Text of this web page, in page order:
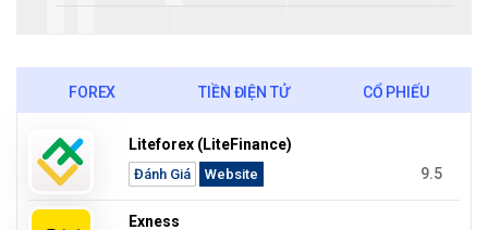
FOREX TIỀN ĐIỆN TỬ CỔ PHIẾU
Liteforex (LiteFinance)
Đánh Giá Website 9.5
Exness